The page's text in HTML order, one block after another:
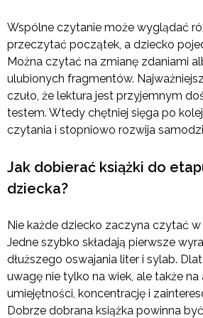
Wspólne czytanie może wyglądać
przeczytać początek, a dziecko
Można czytać na zmianę zdaniami
ulubionych fragmentów.
czuło, że lektura jest przyjemnym
testem. Wtedy chętniej sięga po
czytania i stopniowo rozwija
Jak dobierać książki do
dziecka?
Nie każde dziecko zaczyna czytać
Jedne szybko składają pierwsze
dłuższego oswajania liter i sylab.
uwagę nie tylko na wiek, ale także na
umiejętności, koncentrację i
Dobrze dobrana książka powinna